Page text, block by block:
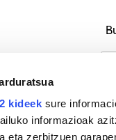
kideek sure
informazioak
eta zerbitzuen